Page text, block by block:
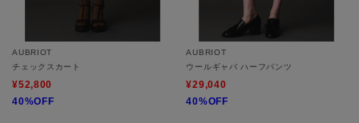
AUBRIOT
チェックスカート
¥52,800
40%OFF
AUBRIOT
ウールギャバ ハーフパンツ
¥29,040
40%OFF